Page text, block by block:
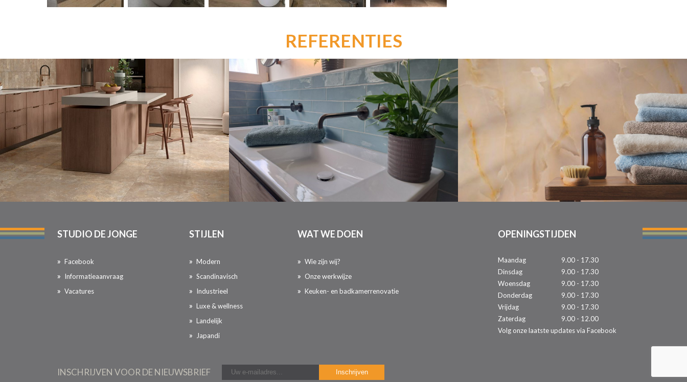
REFERENTIES
STUDIO DE JONGE
Facebook
Informatieaanvraag
Vacatures
STIJLEN
Modern
Scandinavisch
Industrieel
Luxe & wellness
Landelijk
Japandi
WAT WE DOEN
Wie zijn wij?
Onze werkwijze
Keuken- en badkamerrenovatie
OPENINGSTIJDEN
Maandag
9.00 - 17.30
Dinsdag
9.00 - 17.30
Woensdag
9.00 - 17.30
Donderdag
9.00 - 17.30
Vrijdag
9.00 - 17.30
Zaterdag
9.00 - 12.00
Volg onze laatste updates via Facebook
INSCHRIJVEN VOOR DE NIEUWSBRIEF